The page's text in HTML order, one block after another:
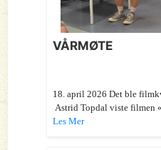
VÅRMØTE
18. april 2026 Det ble
Astrid Topdal viste filmen
Les Mer